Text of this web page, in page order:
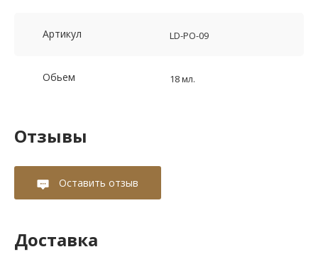
Артикул LD-PO-09
Обьем 18 мл.
Отзывы
Оставить отзыв
Доставка